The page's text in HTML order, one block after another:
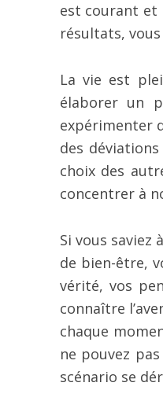
est courant et
résultats,
La vie est
élaborer un
expérimenter
des
choix des
concentrer à
Si vous
de bien-être,
vérité, vos
connaître
chaque
ne pouvez
scénario se